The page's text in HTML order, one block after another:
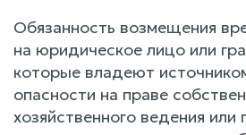
Обязанность возмещения
на юридическое лицо или
которые владеют
опасности на праве
хозяйственного ведения или